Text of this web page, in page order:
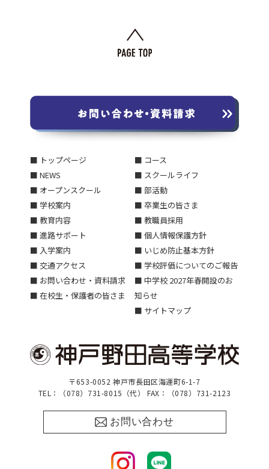
■ トップページ
■ NEWS
■ オープンスクール
■ 学校案内
■ 教育内容
■ 進路サポート
■ 入学案内
■ 交通アクセス
■ お問い合わせ・資料請求
■ 在校生・保護者の皆さま
■ コース
■ スクールライフ
■ 部活動
■ 卒業生の皆さま
■ 教職員採用
■ 個人情報保護方針
■ いじめ防止基本方針
■ 学校評価についてのご報告
■ 中学校 2027年春開設のお
知らせ
■ サイトマップ
〒653-0052 神戸市長田区海運町6-1-7
TEL：（078）731-8015（代） FAX：（078）731-2123
お問い合わせ